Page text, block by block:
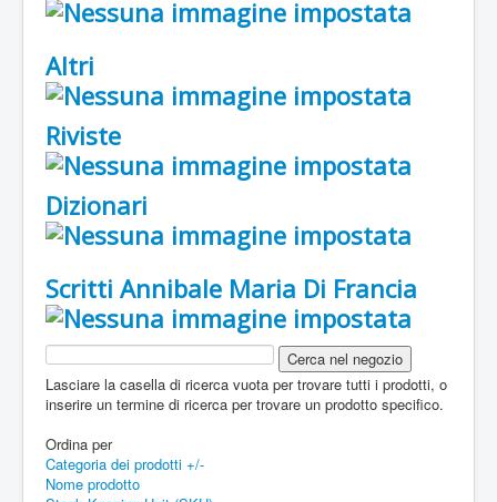
Altri
Riviste
Dizionari
Scritti Annibale Maria Di Francia
Lasciare la casella di ricerca vuota per trovare tutti i prodotti, o
inserire un termine di ricerca per trovare un prodotto specifico.
Ordina per
Categoria dei prodotti +/-
Nome prodotto